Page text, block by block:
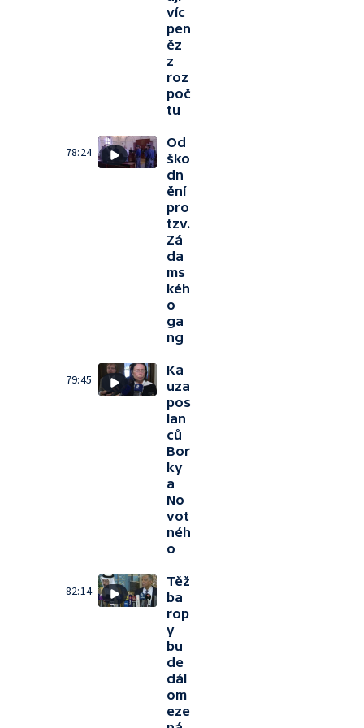
víc
pen
ěz
z
roz
poč
tu
78:24
Od
ško
dn
ění
pro
tzv.
Zá
da
ms
kéh
o
ga
ng
79:45
Ka
uza
pos
lan
ců
Bor
ky
a
No
vot
néh
o
82:14
Těž
ba
rop
y
bu
de
dál
om
eze